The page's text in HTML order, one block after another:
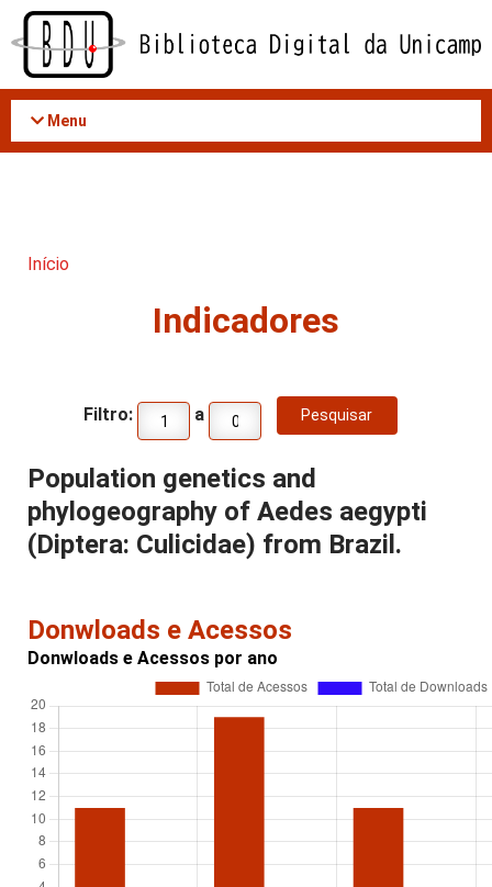
Acessar
conteúdo
Menu
Início
Indicadores
Filtro: a
Population genetics and
phylogeography of Aedes aegypti
(Diptera: Culicidae) from Brazil.
Donwloads e Acessos
Donwloads e Acessos por ano